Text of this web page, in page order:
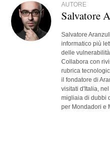
AUTORE
Salvatore
Salvatore
informatico più
delle
Collabora con
rubrica
il fondatore di
visitati d'Italia,
migliaia di dubbi
per Mondadori e